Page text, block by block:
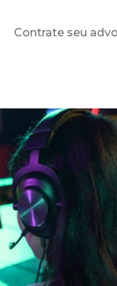
Contrate seu